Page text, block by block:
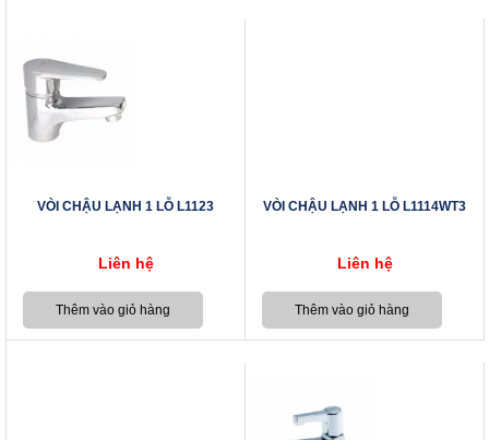
VÒI CHẬU LẠNH 1 LỖ L1123
Liên hệ
VÒI CHẬU LẠNH 1 LỖ L1114WT3
Liên hệ